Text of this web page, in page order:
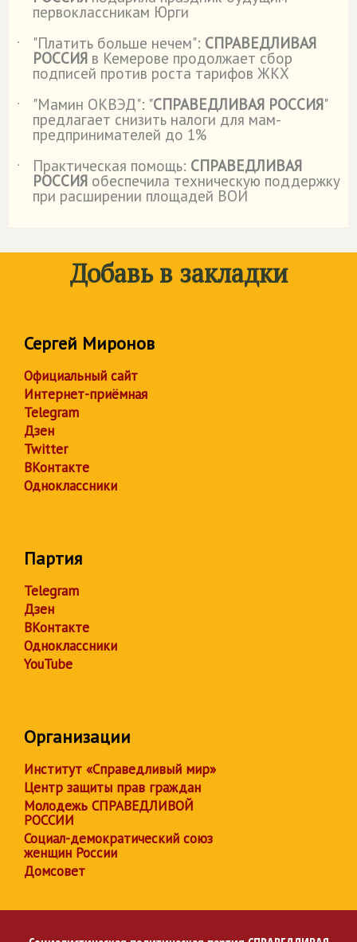
первоклассникам Юрги
˙
"Платить больше нечем": СПРАВЕДЛИВАЯ
РОССИЯ в Кемерове продолжает сбор
подписей против роста тарифов ЖКХ
˙
"Мамин ОКВЭД": "СПРАВЕДЛИВАЯ РОССИЯ"
предлагает снизить налоги для мам-
предпринимателей до 1%
˙
Практическая помощь: СПРАВЕДЛИВАЯ
РОССИЯ обеспечила техническую поддержку
при расширении площадей ВОИ
Добавь в закладки
Сергей Миронов
Официальный сайт
Интернет-приёмная
Telegram
Дзен
Twitter
ВКонтакте
Одноклассники
Партия
Telegram
Дзен
ВКонтакте
Одноклассники
YouTube
Организации
Институт «Справедливый мир»
Центр защиты прав граждан
Молодежь СПРАВЕДЛИВОЙ
РОССИИ
Социал-демократический союз
женщин России
Домсовет